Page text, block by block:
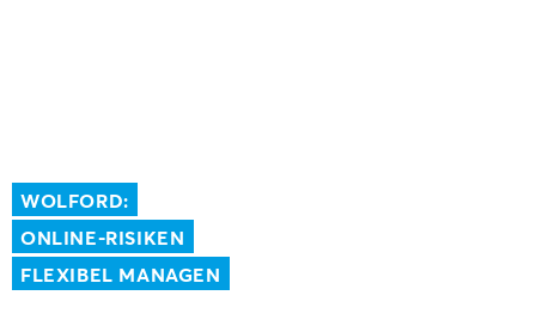
WOLFORD:
ONLINE-RISIKEN
FLEXIBEL MANAGEN